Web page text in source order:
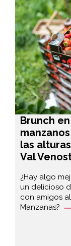
Brunch
las
Val
¿Hay algo
un delicioso
con amigos
Manzanas?